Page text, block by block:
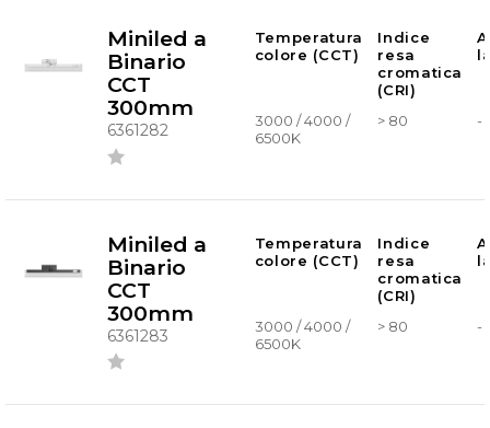
Miniled a
Binario
CCT
300mm
6361282
Temperatura
colore (CCT)
Indice
resa
cromatica
(CRI)
3000 / 4000 /
6500K
> 80 -
Miniled a
Binario
CCT
300mm
6361283
Temperatura
colore (CCT)
Indice
resa
cromatica
(CRI)
3000 / 4000 /
6500K
> 80 -